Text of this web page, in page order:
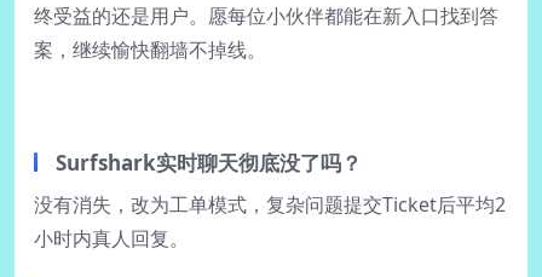
终受益的还是用户。愿每位小伙伴都能在新入口找到答
案，继续愉快翻墙不掉线。
Surfshark实时聊天彻底没了吗？
没有消失，改为工单模式，复杂问题提交Ticket后平均2
小时内真人回复。